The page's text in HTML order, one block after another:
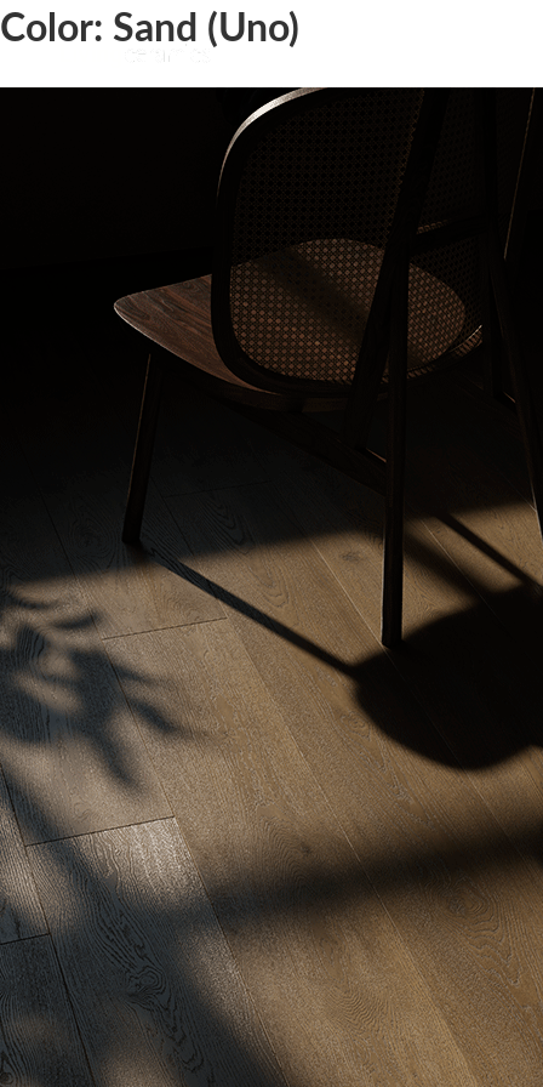
Color: Sand (Uno)